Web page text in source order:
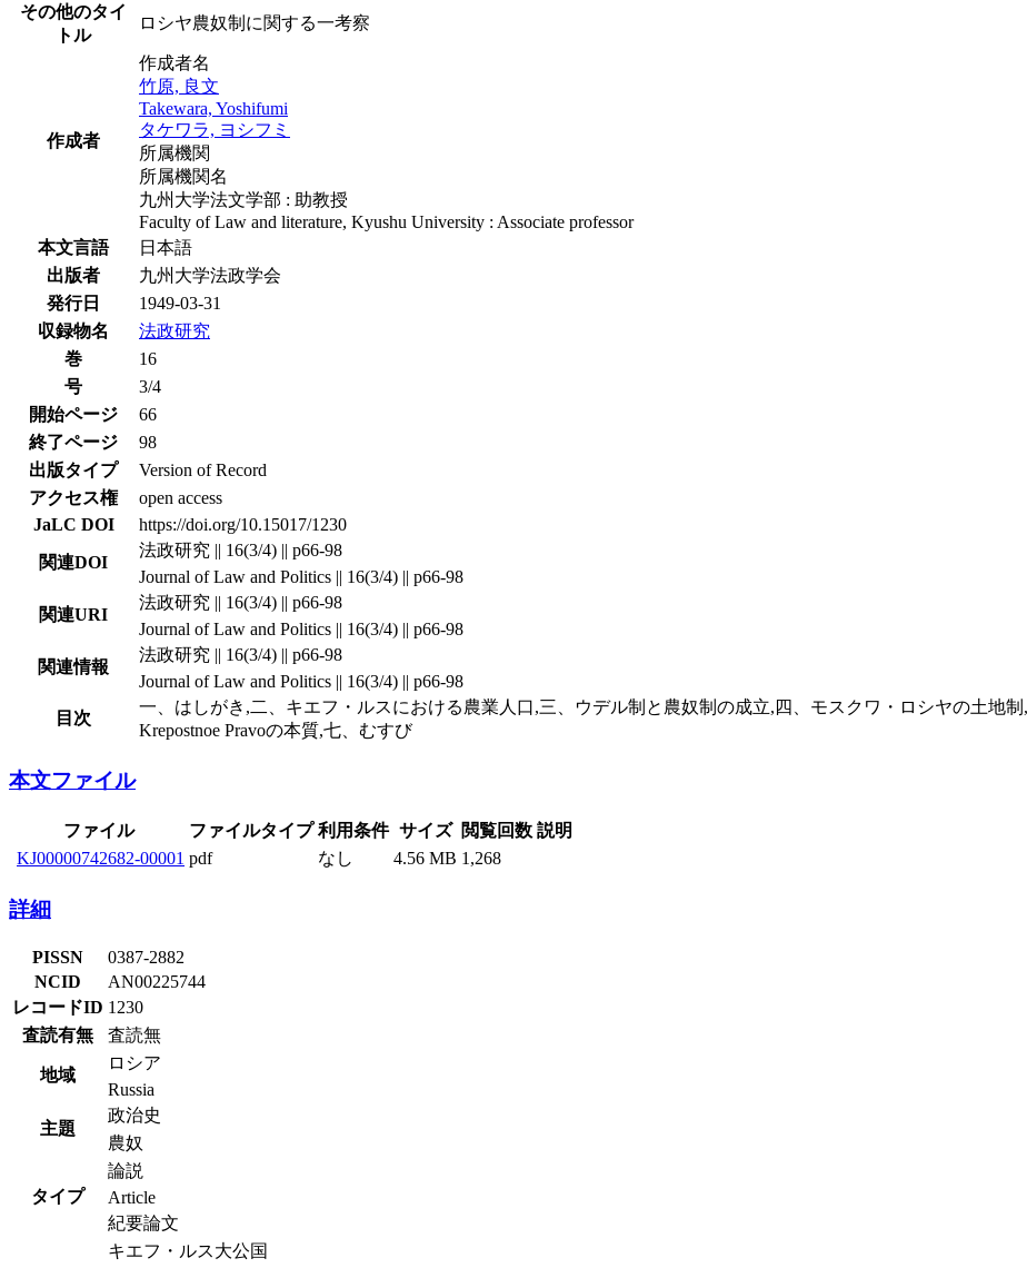
その他のタイ
トル
ロシヤ農奴制に関する一考察
作成者
作成者名
竹原, 良文
Takewara, Yoshifumi
タケワラ, ヨシフミ
所属機関
所属機関名
九州大学法文学部 : 助教授
Faculty of Law and literature, Kyushu University : Associate professor
本文言語
日本語
出版者
九州大学法政学会
発行日
1949-03-31
収録物名
法政研究
巻
16
号
3/4
開始ページ
66
終了ページ
98
出版タイプ
Version of Record
アクセス権
open access
JaLC DOI
https://doi.org/10.15017/1230
関連DOI
法政研究 || 16(3/4) || p66-98
Journal of Law and Politics || 16(3/4) || p66-98
関連URI
法政研究 || 16(3/4) || p66-98
Journal of Law and Politics || 16(3/4) || p66-98
関連情報
法政研究 || 16(3/4) || p66-98
Journal of Law and Politics || 16(3/4) || p66-98
目次
一、はしがき,二、キエフ・ルスにおける農業人口,三、ウデル制と農奴制の成立,四、モスクワ・ロシヤの土地
Krepostnoe Pravoの本質,七、むすび
本文ファイル
ファイル ファイルタイプ 利用条件 サイズ 閲覧回数 説明
KJ00000742682-00001 pdf なし 4.56 MB 1,268
詳細
PISSN
0387-2882
NCID
AN00225744
レコードID 1230
査読有無
査読無
地域
ロシア
Russia
主題
政治史
農奴
タイプ
論説
Article
紀要論文
キエフ・ルス大公国